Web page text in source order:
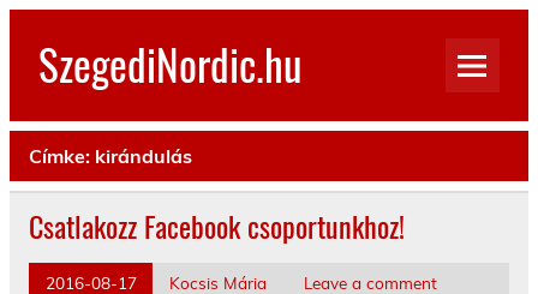
Skip
contentSzegediNordic.hu
Címke: kirándulás
Csatlakozz Facebook csoportunkhoz!
2016-08-17 Kocsis Mária Leave a comment